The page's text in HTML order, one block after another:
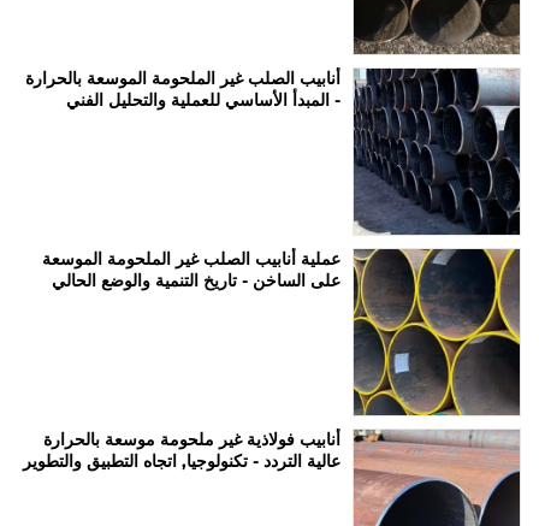
أنابيب الصلب غير الملحومة الموسعة بالحرارة
- المبدأ الأساسي للعملية والتحليل الفني
عملية أنابيب الصلب غير الملحومة الموسعة
على الساخن - تاريخ التنمية والوضع الحالي
أنابيب فولاذية غير ملحومة موسعة بالحرارة
عالية التردد - تكنولوجيا, اتجاه التطبيق والتطوير